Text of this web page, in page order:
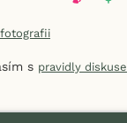
s pravidly diskuse